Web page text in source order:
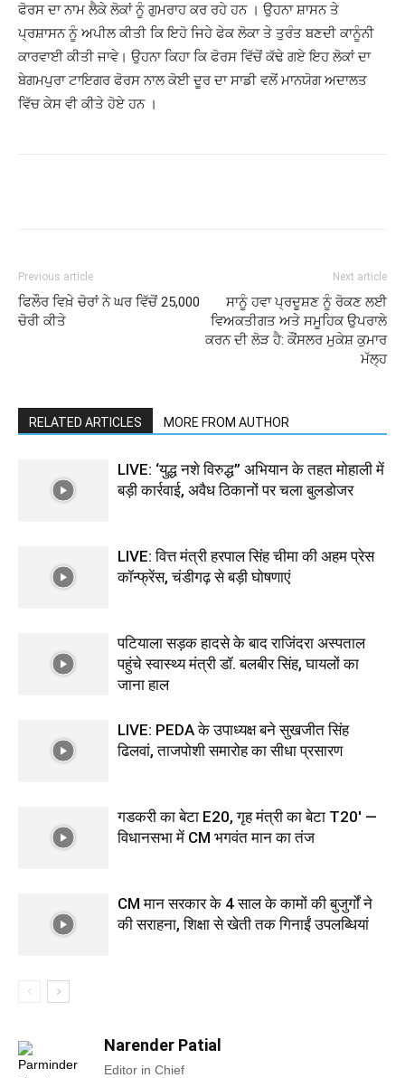
ਫੋਰਸ ਦਾ ਨਾਮ ਲੈਕੇ ਲੋਕਾਂ ਨੂੰ ਗੁਮਰਾਹ ਕਰ ਰਹੇ ਹਨ । ਉਹਨਾ ਸ਼ਾਸਨ ਤੇ
ਪ੍ਰਸ਼ਾਸਨ ਨੂੰ ਅਪੀਲ ਕੀਤੀ ਕਿ ਇਹੋ ਜਿਹੇ ਫੇਕ ਲੋਕਾ ਤੇ ਤੁਰੰਤ ਬਣਦੀ ਕਾਨੂੰਨੀ
ਕਾਰਵਾਈ ਕੀਤੀ ਜਾਵੇ। ਉਹਨਾ ਕਿਹਾ ਕਿ ਫੋਰਸ ਵਿੱਚੋਂ ਕੱਢੇ ਗਏ ਇਹ ਲੋਕਾਂ ਦਾ
ਬੇਗਮਪੁਰਾ ਟਾਇਗਰ ਫੋਰਸ ਨਾਲ ਕੋਈ ਦੂਰ ਦਾ ਸਾਡੀ ਵਲੋਂ ਮਾਨਯੋਗ ਅਦਾਲਤ
ਵਿੱਚ ਕੇਸ ਵੀ ਕੀਤੇ ਹੋਏ ਹਨ ।
Previous article
ਫਿਲੌਰ ਵਿਖ਼ੇ ਚੋਰਾਂ ਨੇ ਘਰ ਵਿੱਚੋਂ 25,000
ਚੋਰੀ ਕੀਤੇ
Next article
ਸਾਨੂੰ ਹਵਾ ਪ੍ਰਦੂਸ਼ਣ ਨੂੰ ਰੋਕਣ ਲਈ
ਵਿਅਕਤੀਗਤ ਅਤੇ ਸਮੂਹਿਕ ਉਪਰਾਲੇ
ਕਰਨ ਦੀ ਲੋੜ ਹੈ: ਕੌਂਸਲਰ ਮੁਕੇਸ਼ ਕੁਮਾਰ
ਮੱਲ੍ਹ
RELATED ARTICLES MORE FROM AUTHOR
LIVE: ‘युद्ध नशे विरुद्ध” अभियान के तहत मोहाली में
बड़ी कार्रवाई, अवैध ठिकानों पर चला बुलडोजर
LIVE: वित्त मंत्री हरपाल सिंह चीमा की अहम प्रेस
कॉन्फ्रेंस, चंडीगढ़ से बड़ी घोषणाएं
पटियाला सड़क हादसे के बाद राजिंदरा अस्पताल
पहुंचे स्वास्थ्य मंत्री डॉ. बलबीर सिंह, घायलों का
जाना हाल
LIVE: PEDA के उपाध्यक्ष बने सुखजीत सिंह
ढिलवां, ताजपोशी समारोह का सीधा प्रसारण
गडकरी का बेटा E20, गृह मंत्री का बेटा T20′ —
विधानसभा में CM भगवंत मान का तंज
CM मान सरकार के 4 साल के कामों की बुजुर्गों ने
की सराहना, शिक्षा से खेती तक गिनाईं उपलब्धियां
Narender Patial
Editor in Chief